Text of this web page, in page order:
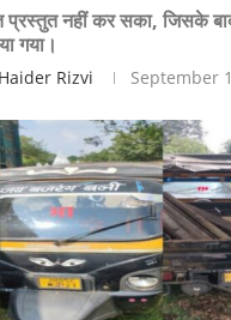
प्रस्तुत नहीं कर सका, जिसके
गया।
Rizvi September